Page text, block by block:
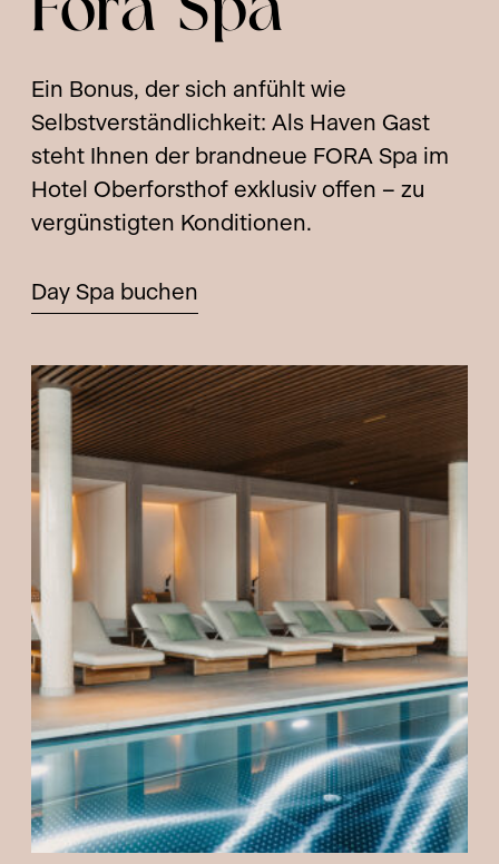
Ein Bonus, der sich anfühlt wie
Selbstverständlichkeit: Als Haven Gast
steht Ihnen der brandneue FORA Spa im
Hotel Oberforsthof exklusiv offen – zu
vergünstigten Konditionen.
Day Spa buchen